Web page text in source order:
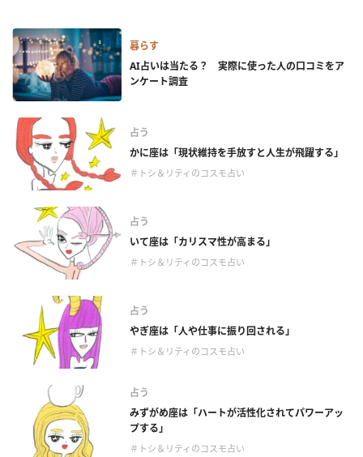
暮らす
AI占いは当たる？ 実際に使った人の口コミをア
ンケート調査
占う
かに座は「現状維持を手放すと人生が飛躍する」
＃トシ＆リティのコスモ占い
占う
いて座は「カリスマ性が高まる」
＃トシ＆リティのコスモ占い
占う
やぎ座は「人や仕事に振り回される」
＃トシ＆リティのコスモ占い
占う
みずがめ座は「ハートが活性化されてパワーアッ
プする」
＃トシ＆リティのコスモ占い